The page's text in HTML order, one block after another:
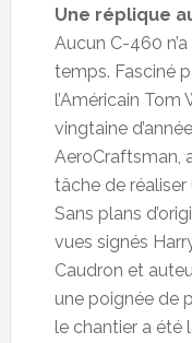
Une réplique
Aucun C-460
temps. Fasciné
l’Américain Tom
vingtaine
AeroCraftsman,
tâche de
Sans plans
vues signés
Caudron et
une poignée de
le chantier a été